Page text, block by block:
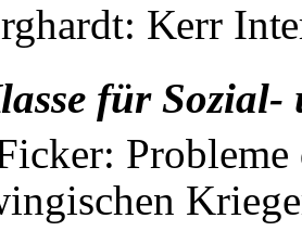
Kerr
für Sozial-